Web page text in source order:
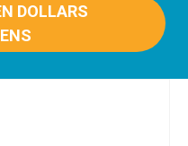
DOLLARS